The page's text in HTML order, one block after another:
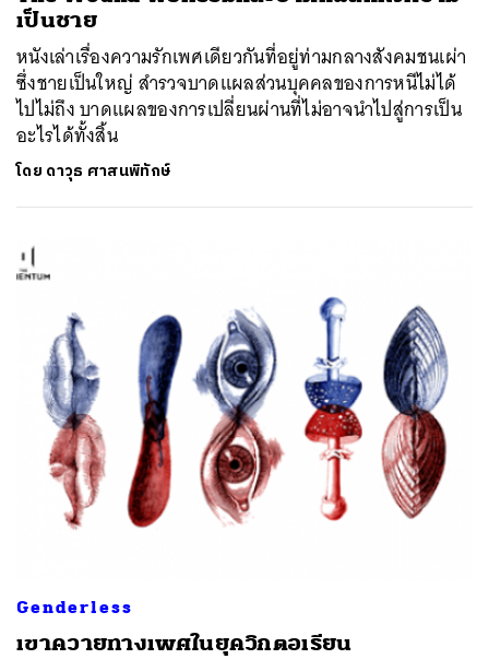
เป็นชาย
หนังเล่าเรื่องความรักเพศเดียวกันที่อยู่ท่ามกลางสังคมชนเผ่า
ซึ่งชายเป็นใหญ่ สำรวจบาดแผลส่วนบุคคลของการหนีไม่ได้
ไปไม่ถึง บาดแผลของการเปลี่ยนผ่านที่ไม่อาจนำไปสู่การเป็น
อะไรได้ทั้งสิ้น
โดย ดาวุธ ศาสนพิทักษ์
Genderless
เขาควายทางเพศในยุควิกตอเรียน